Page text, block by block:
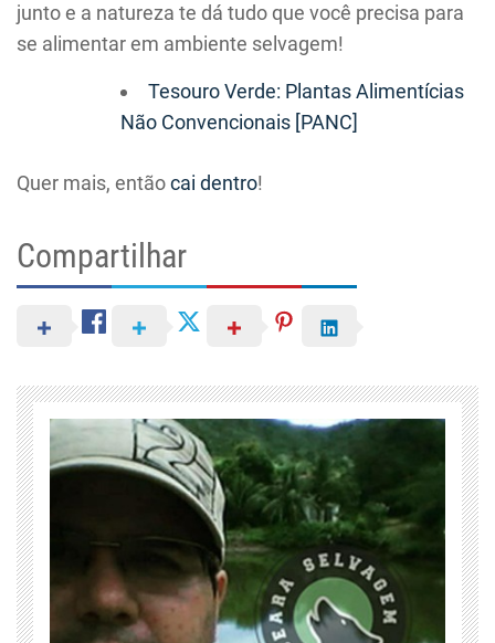
junto e a natureza te dá tudo que você precisa para
se alimentar em ambiente selvagem!
Tesouro Verde: Plantas Alimentícias
Não Convencionais [PANC]
Quer mais, entãocai dentro!
Compartilhar